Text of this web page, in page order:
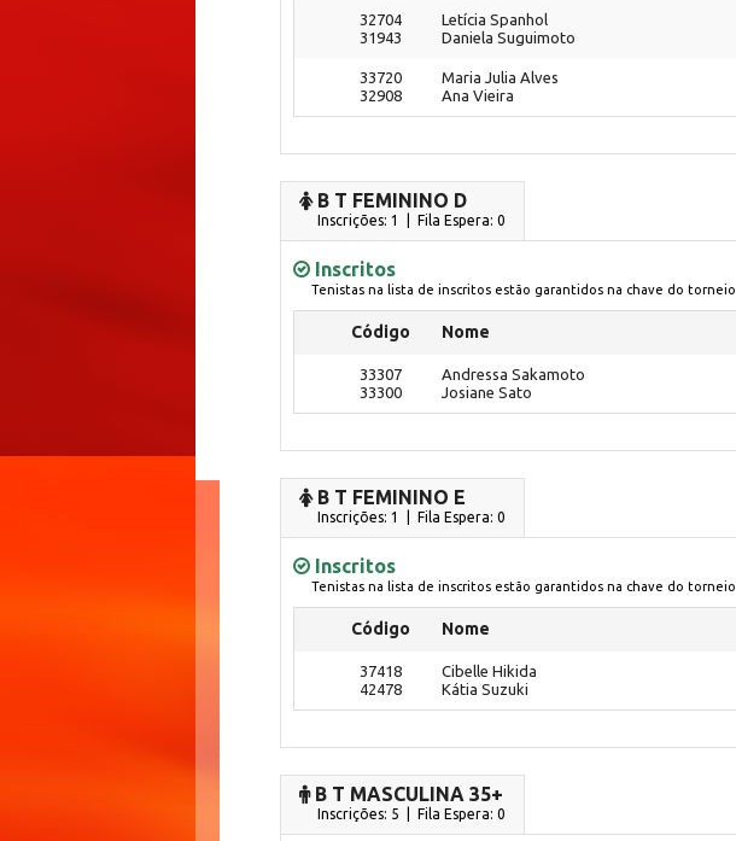
32704
31943
Letícia Spanhol
Daniela Suguimoto
33720
32908
Maria Julia Alves
Ana Vieira
B T FEMININO D
Inscrições: 1 | Fila Espera: 0
Inscritos
Tenistas na lista de inscritos estão garantidos na chave do torneio
Código Nome
33307
33300
Andressa Sakamoto
Josiane Sato
B T FEMININO E
Inscrições: 1 | Fila Espera: 0
Inscritos
Tenistas na lista de inscritos estão garantidos na chave do torneio
Código Nome
37418
42478
Cibelle Hikida
Kátia Suzuki
B T MASCULINA 35+
Inscrições: 5 | Fila Espera: 0